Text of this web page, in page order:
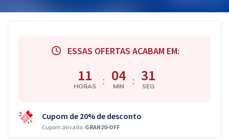
ESSAS OFERTAS ACABAM EM:
11
HORAS : 04
MIN : 30
SEG
Cupom de 20% de desconto
Cupom ativado: GRAN20-OFF